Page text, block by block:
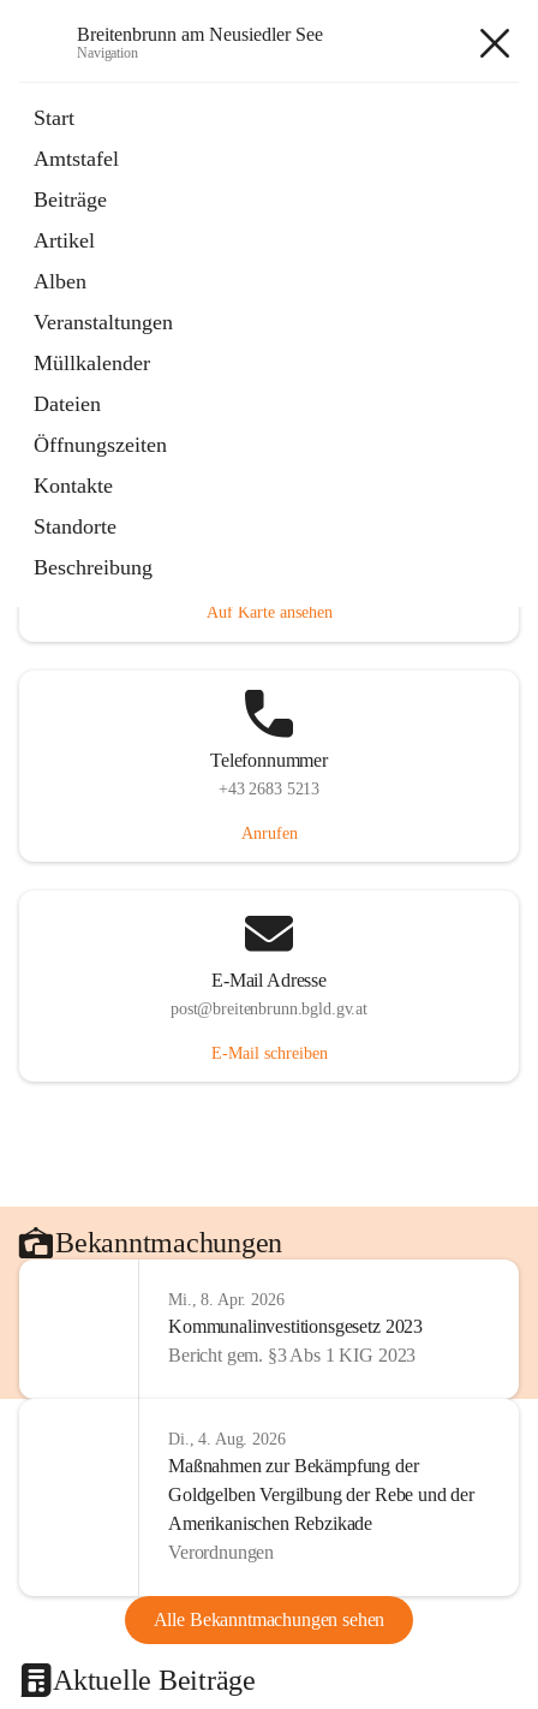
Breitenbrunn am Neusiedler See
Navigation
Start
Amtstafel
Beiträge
Artikel
Alben
Veranstaltungen
Müllkalender
Dateien
Öffnungszeiten
Kontakte
Standorte
Beschreibung
18 Schnellzugriffe
Gemeindeservice
Auf Karte ansehen
Telefonnummer
+43 2683 5213
Anrufen
E-Mail Adresse
post@breitenbrunn.bgld.gv.at
E-Mail schreiben
Bekanntmachungen
Mi., 8. Apr. 2026
Kommunalinvestitionsgesetz 2023
Bericht gem. §3 Abs 1 KIG 2023
Di., 4. Aug. 2026
Maßnahmen zur Bekämpfung der
Goldgelben Vergilbung der Rebe und der
Amerikanischen Rebzikade
Verordnungen
Alle Bekanntmachungen sehen
Aktuelle Beiträge